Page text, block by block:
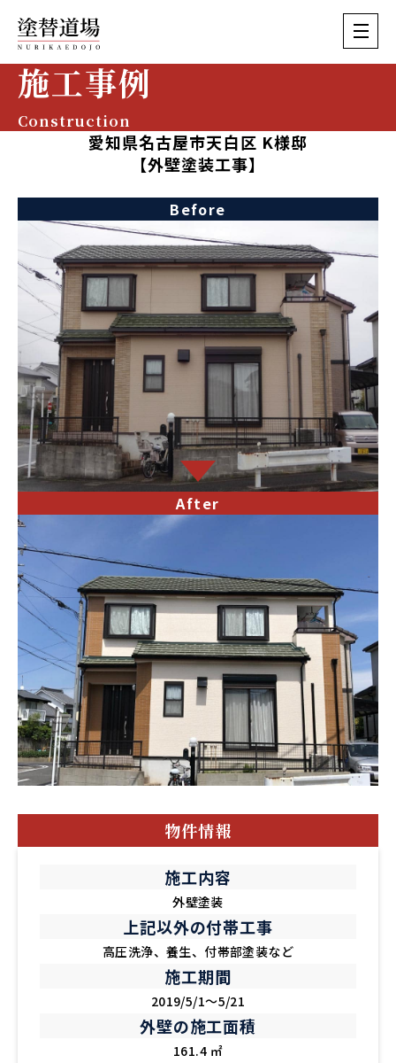
施工事例
Construction
愛知県名古屋市天白区 K様邸
【外壁塗装工事】
Before
After
物件情報
施工内容
外壁塗装
上記以外の付帯工事
高圧洗浄、養生、付帯部塗装など
施工期間
2019/5/1～5/21
外壁の施工面積
161.4 ㎡